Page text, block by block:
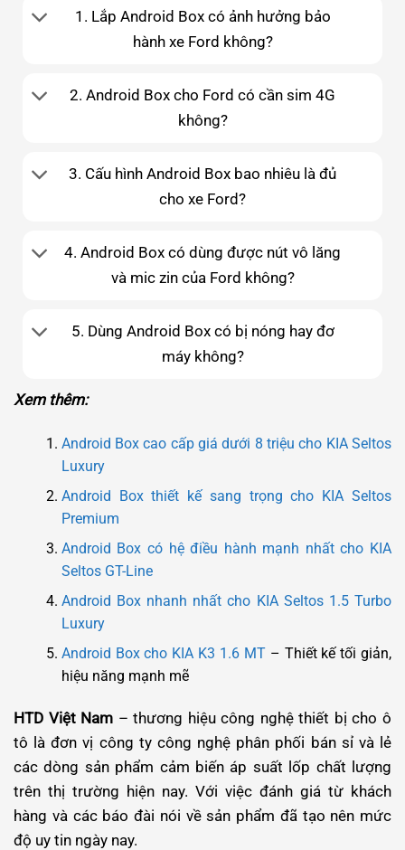
1. Lắp Android Box có ảnh hưởng bảo
hành xe Ford không?
2. Android Box cho Ford có cần sim 4G
không?
3. Cấu hình Android Box bao nhiêu là đủ
cho xe Ford?
4. Android Box có dùng được nút vô lăng
và mic zin của Ford không?
5. Dùng Android Box có bị nóng hay đơ
máy không?
Xem thêm:
Android Box cao cấp giá dưới 8 triệu cho KIA Seltos
Luxury
Android Box thiết kế sang trọng cho KIA Seltos
Premium
Android Box có hệ điều hành mạnh nhất cho KIA
Seltos GT-Line
Android Box nhanh nhất cho KIA Seltos 1.5 Turbo
Luxury
Android Box cho KIA K3 1.6 MT– Thiết kế tối giản,
hiệu năng mạnh mẽ
HTD Việt Nam – thương hiệu công nghệ thiết bị cho ô
tô là đơn vị công ty công nghệ phân phối bán sỉ và lẻ
các dòng sản phẩm cảm biến áp suất lốp chất lượng
trên thị trường hiện nay. Với việc đánh giá từ khách
hàng và các báo đài nói về sản phẩm đã tạo nên mức
độ uy tin ngày nay.